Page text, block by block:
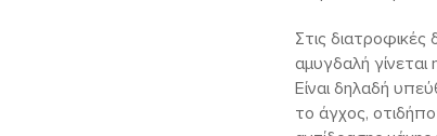
Στις
αμυγδαλή
Είναι δηλαδή
το άγχος,